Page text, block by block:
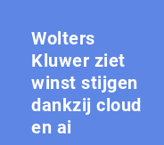
Wolters
Kluwer ziet
winst stijgen
dankzij cloud
en ai